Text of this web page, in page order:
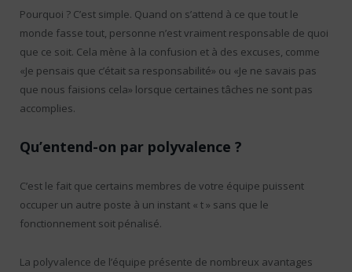
Pourquoi ? C’est simple. Quand on s’attend à ce que tout le
monde fasse tout, personne n’est vraiment responsable de quoi
que ce soit. Cela mène à la confusion et à des excuses, comme
«Je pensais que c’était sa responsabilité» ou «Je ne savais pas
que nous faisions cela» lorsque certaines tâches ne sont pas
accomplies.
Qu’entend-on par polyvalence ?
C’est le fait que certains membres de votre équipe puissent
occuper un autre poste à un instant « t » sans que le
fonctionnement soit pénalisé.
La polyvalence de l’équipe présente de nombreux avantages